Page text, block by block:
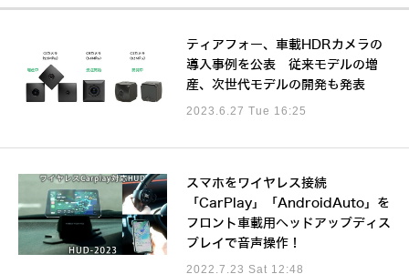
ティアフォー、車載HDRカメラの
導入事例を公表 従来モデルの増
産、次世代モデルの開発も発表
2023.6.27 Tue 16:25
スマホをワイヤレス接続
「CarPlay」「AndroidAuto」を
フロント車載用ヘッドアップディス
プレイで音声操作！
2022.7.23 Sat 12:48